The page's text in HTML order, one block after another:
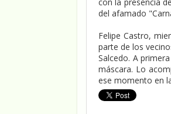
del afamado
Felipe Castro,
parte de los
Salcedo. A
máscara. Lo
ese momento en